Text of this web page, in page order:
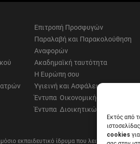
Εκτός από
cookies
Επιτροπή Προσφυγών
Παραλαβή και Παρακολούθηση
Αναφορών
Ακαδημαϊκή ταυτότητα
Η Ευρώπη σου
Υγιεινή και Ασφάλεια
Έντυπα Οικονομικής Υπηρεσίας
Έντυπα Διοικητικών Υπηρεσιών
εκπαιδευτικό ίδρυμα που λειτουργεί